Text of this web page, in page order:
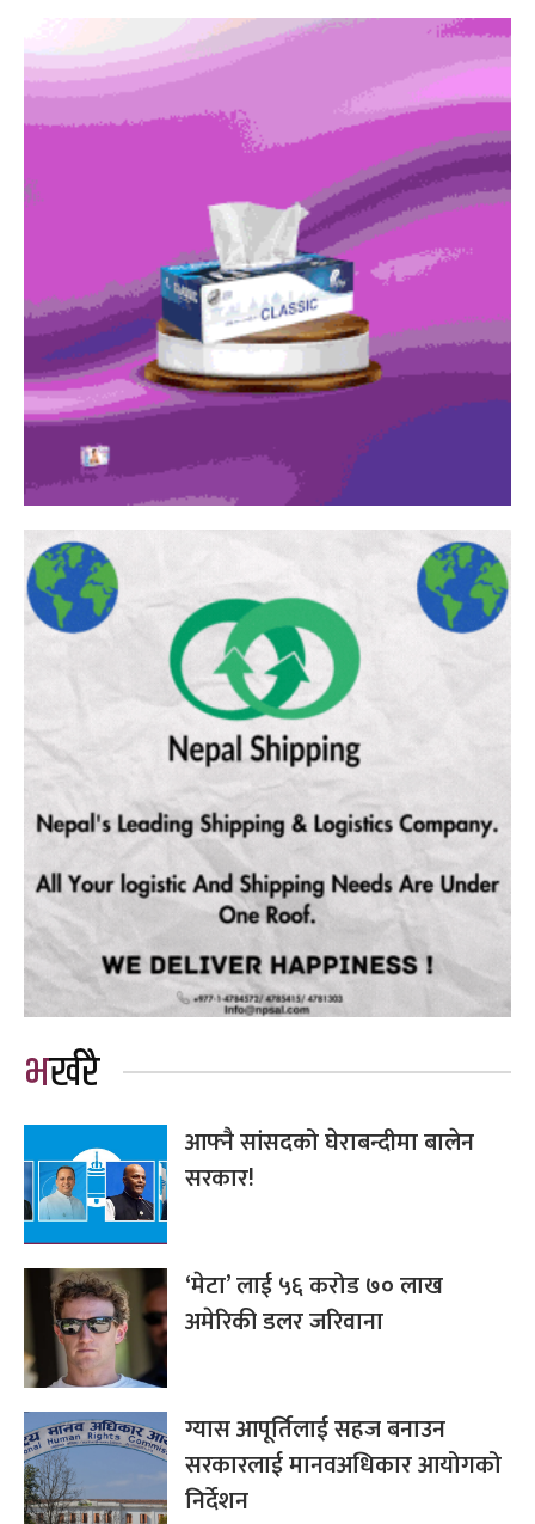
भर्खरै
आफ्नै सांसदको घेराबन्दीमा बालेन
सरकार!
‘मेटा’ लाई ५६ करोड ७० लाख
अमेरिकी डलर जरिवाना
ग्यास आपूर्तिलाई सहज बनाउन
सरकारलाई मानवअधिकार आयोगको
निर्देशन